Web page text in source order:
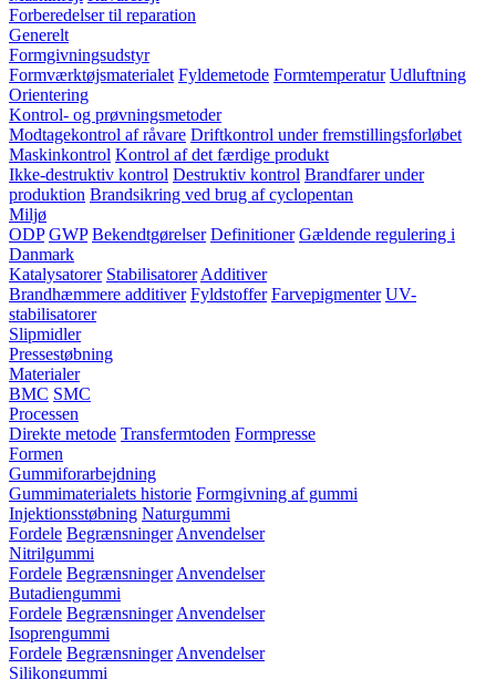
Forberedelser til reparation
Generelt
Formgivningsudstyr
Formværktøjsmaterialet Fyldemetode Formtemperatur Udluftning
Orientering
Kontrol- og prøvningsmetoder
Modtagekontrol af råvare Driftkontrol under fremstillingsforløbet
Maskinkontrol Kontrol af det færdige produkt
Ikke-destruktiv kontrol Destruktiv kontrol Brandfarer under
produktion Brandsikring ved brug af cyclopentan
Miljø
ODP GWP Bekendtgørelser Definitioner Gældende regulering i
Danmark
Katalysatorer Stabilisatorer Additiver
Brandhæmmere additiver Fyldstoffer Farvepigmenter UV-
stabilisatorer
Slipmidler
Pressestøbning
Materialer
BMC SMC
Processen
Direkte metode Transfermtoden Formpresse
Formen
Gummiforarbejdning
Gummimaterialets historie Formgivning af gummi
Injektionsstøbning Naturgummi
Fordele Begrænsninger Anvendelser
Nitrilgummi
Fordele Begrænsninger Anvendelser
Butadiengummi
Fordele Begrænsninger Anvendelser
Isoprengummi
Fordele Begrænsninger Anvendelser
Silikongummi